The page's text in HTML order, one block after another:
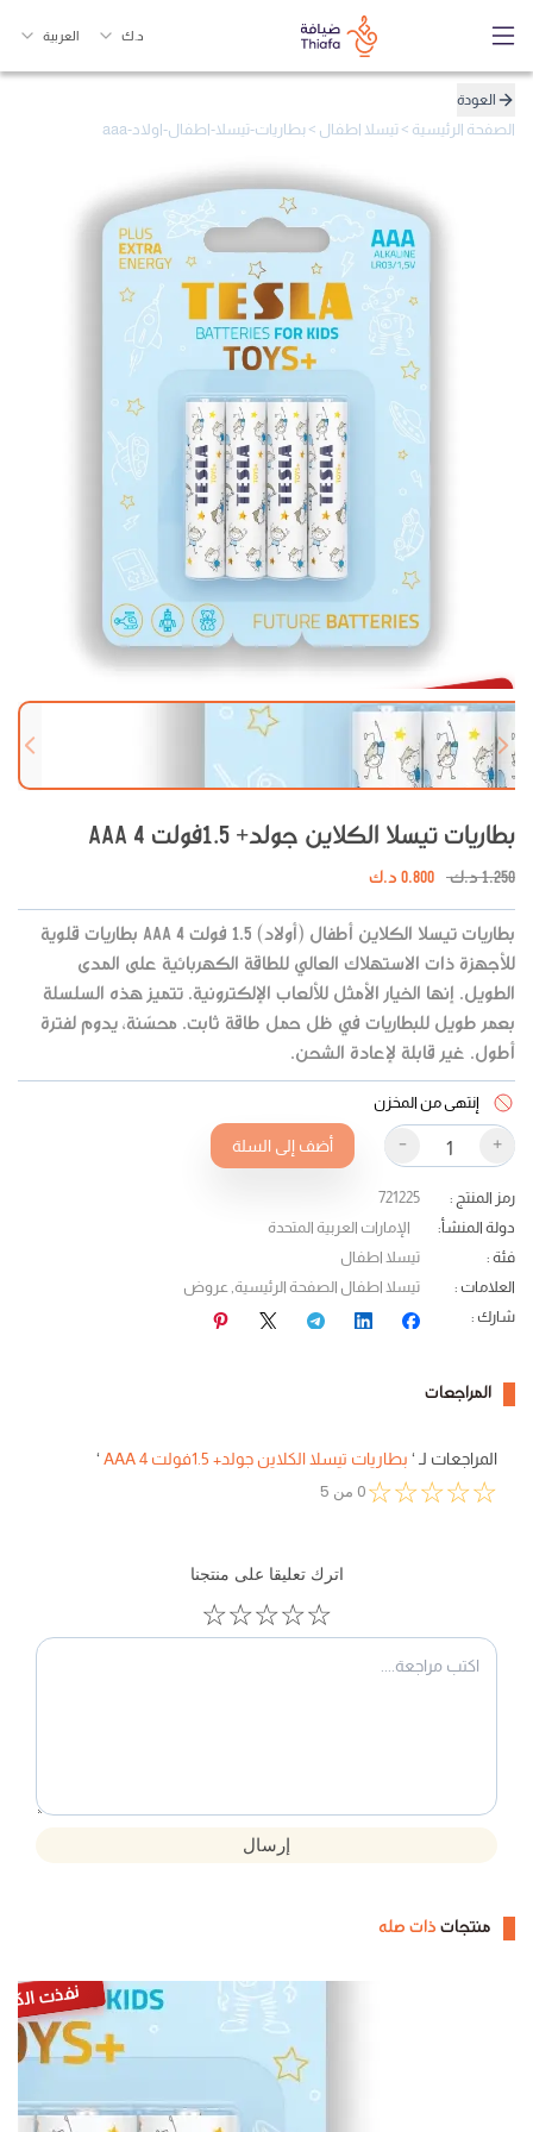
د.ك العربية
العودة
الصفحة الرئيسية > تيسلا اطفال > بطاريات-تيسلا-اطفال-اولاد-aaa
نفذت الكمية
Next slide
بطاريات تيسلا الكلاين جولد+ 1.5فولت AAA 4
1.250د.ك 0.800د.ك
بطاريات تيسلا الكلاين أطفال (أولاد) 1.5 فولت AAA 4 بطاريات قلوية
للأجهزة ذات الاستهلاك العالي للطاقة الكهربائية على المدى
الطويل. إنها الخيار الأمثل للألعاب الإلكترونية. تتميز هذه السلسلة
بعمر طويل للبطاريات في ظل حمل طاقة ثابت. محسّنة، يدوم لفترة
أطول. غير قابلة لإعادة الشحن.
إنتهى من المخزن
- + أضف إلى السلة
رمز المنتج :
721225
دولة المنشأ:
الإمارات العربية المتحدة
فئة :
تيسلا اطفال
العلامات : تيسلا اطفال الصفحة الرئيسية, عروض
شارك :
المراجعات
المراجعات لـ ‘ بطاريات تيسلا الكلاين جولد+ 1.5فولت AAA 4 ‘
☆
☆
☆
☆
☆
0 من
اترك تعليقا على منتجنا
☆
☆
☆
☆
☆
إرسال
منتجاتذات صله
نفذت